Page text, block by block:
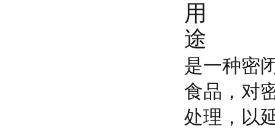
用
途
是一种密
食品，对
处理，以